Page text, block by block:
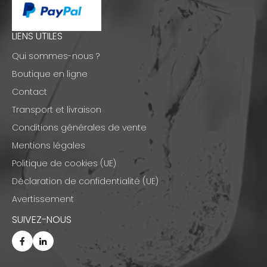
LIENS UTILES
Qui sommes-nous ?
Boutique en ligne
Contact
Transport et livraison
Conditions générales de vente
Mentions légales
Politique de cookies (UE)
Déclaration de confidentialité (UE)
Avertissement
SUIVEZ-NOUS